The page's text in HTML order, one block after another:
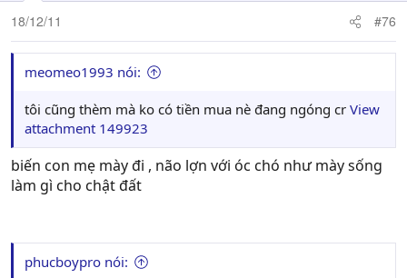
18/12/11 #76
meomeo1993 nói:
tôi cũng thèm mà ko có tiền mua nè đang ngóng cr View
attachment 149923
biến con mẹ mày đi , não lợn với óc chó như mày sống
làm gì cho chật đất
phucboypro nói: